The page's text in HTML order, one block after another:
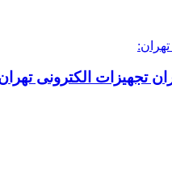
تجهیزات الکترونی